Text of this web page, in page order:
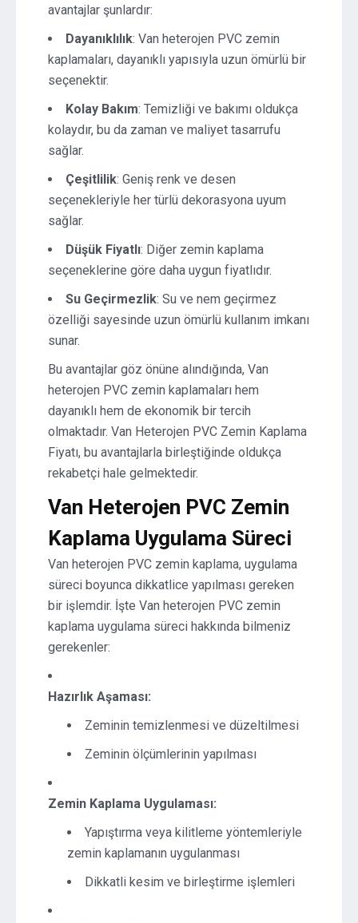
avantajlar şunlardır:
Dayanıklılık: Van heterojen PVC zemin
kaplamaları, dayanıklı yapısıyla uzun ömürlü bir
seçenektir.
Kolay Bakım: Temizliği ve bakımı oldukça
kolaydır, bu da zaman ve maliyet tasarrufu
sağlar.
Çeşitlilik: Geniş renk ve desen
seçenekleriyle her türlü dekorasyona uyum
sağlar.
Düşük Fiyatlı: Diğer zemin kaplama
seçeneklerine göre daha uygun fiyatlıdır.
Su Geçirmezlik: Su ve nem geçirmez
özelliği sayesinde uzun ömürlü kullanım imkanı
sunar.
Bu avantajlar göz önüne alındığında, Van
heterojen PVC zemin kaplamaları hem
dayanıklı hem de ekonomik bir tercih
olmaktadır. Van Heterojen PVC Zemin Kaplama
Fiyatı, bu avantajlarla birleştiğinde oldukça
rekabetçi hale gelmektedir.
Van Heterojen PVC Zemin
Kaplama Uygulama Süreci
Van heterojen PVC zemin kaplama, uygulama
süreci boyunca dikkatlice yapılması gereken
bir işlemdir. İşte Van heterojen PVC zemin
kaplama uygulama süreci hakkında bilmeniz
gerekenler:
Hazırlık Aşaması:
Zeminin temizlenmesi ve düzeltilmesi
Zeminin ölçümlerinin yapılması
Zemin Kaplama Uygulaması:
Yapıştırma veya kilitleme yöntemleriyle
zemin kaplamanın uygulanması
Dikkatli kesim ve birleştirme işlemleri